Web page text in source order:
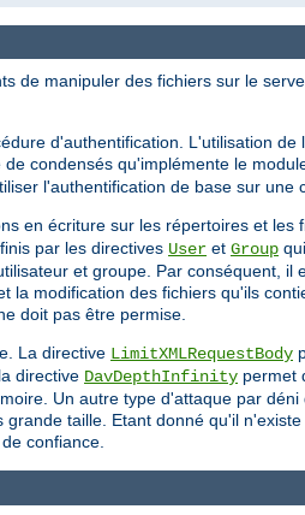
de manipuler des fichiers sur le
d'authentification. L'utilisation
condensés qu'implémente le
l'authentification de base sur une
en écriture sur les répertoires et
par les directives User et Group
et groupe. Par conséquent,
la modification des fichiers qu'ils
doit pas être permise.
La directive LimitXMLRequestBody
directive DavDepthInfinity permet
Un autre type d'attaque par
taille. Etant donné qu'il
confiance.